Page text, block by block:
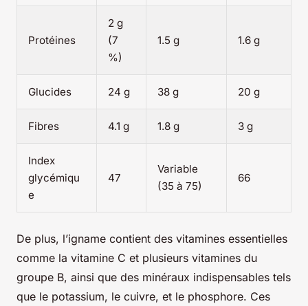
Protéines
2 g
(7
%)
1.5 g 1.6 g
Glucides 24 g 38 g 20 g
Fibres 4.1 g 1.8 g 3 g
Index
glycémiqu
e
47
Variable
(35 à 75)
66
De plus, l’igname contient des vitamines essentielles
comme la vitamine C et plusieurs vitamines du
groupe B, ainsi que des minéraux indispensables tels
que le potassium, le cuivre, et le phosphore. Ces